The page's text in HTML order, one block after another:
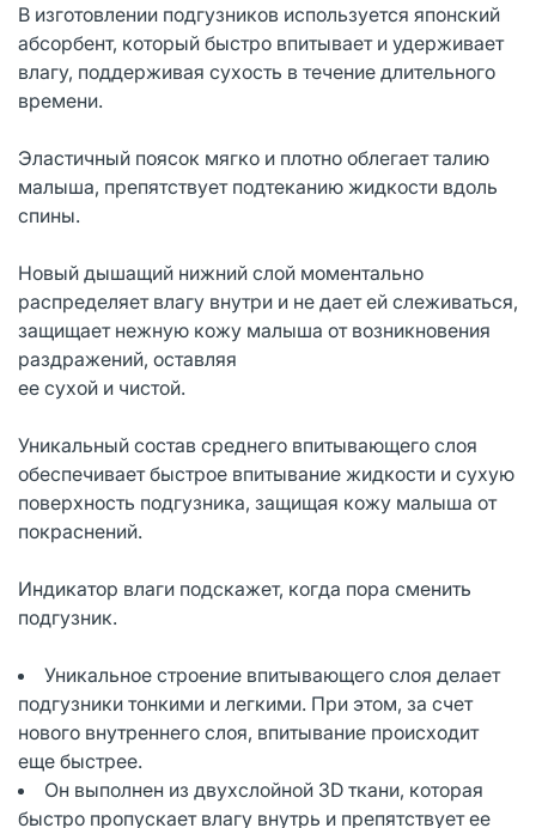
В изготовлении подгузников используется японский
абсорбент, который быстро впитывает и удерживает
влагу, поддерживая сухость в течение длительного
времени.
Эластичный поясок мягко и плотно облегает талию
малыша, препятствует подтеканию жидкости вдоль
спины.
Новый дышащий нижний слой моментально
распределяет влагу внутри и не дает ей слеживаться,
защищает нежную кожу малыша от возникновения
раздражений, оставляя
ее сухой и чистой.
Уникальный состав среднего впитывающего слоя
обеспечивает быстрое впитывание жидкости и сухую
поверхность подгузника, защищая кожу малыша от
покраснений.
Индикатор влаги подскажет, когда пора сменить
подгузник.
Уникальное строение впитывающего слоя делает
подгузники тонкими и легкими. При этом, за счет
нового внутреннего слоя, впитывание происходит
еще быстрее.
Он выполнен из двухслойной 3D ткани, которая
быстро пропускает влагу внутрь и препятствует ее